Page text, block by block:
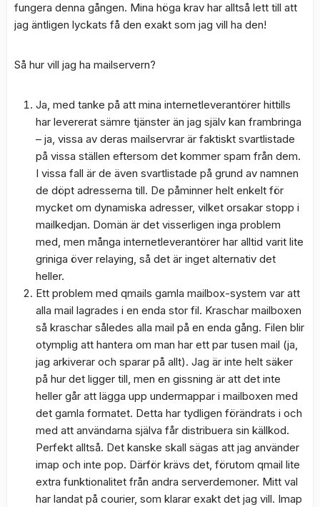
fungera denna gången. Mina höga krav har alltså lett till att
jag äntligen lyckats få den exakt som jag vill ha den!
Så hur vill jag ha mailservern?
Ja, med tanke på att mina internetleverantörer hittills
har levererat sämre tjänster än jag själv kan frambringa
– ja, vissa av deras mailservrar är faktiskt svartlistade
på vissa ställen eftersom det kommer spam från dem.
I vissa fall är de även svartlistade på grund av namnen
de döpt adresserna till. De påminner helt enkelt för
mycket om dynamiska adresser, vilket orsakar stopp i
mailkedjan. Domän är det visserligen inga problem
med, men många internetleverantörer har alltid varit lite
griniga över relaying, så det är inget alternativ det
heller.
Ett problem med qmails gamla mailbox-system var att
alla mail lagrades i en enda stor fil. Kraschar mailboxen
så kraschar således alla mail på en enda gång. Filen blir
otymplig att hantera om man har ett par tusen mail (ja,
jag arkiverar och sparar på allt). Jag är inte helt säker
på hur det ligger till, men en gissning är att det inte
heller går att lägga upp undermappar i mailboxen med
det gamla formatet. Detta har tydligen förändrats i och
med att användarna själva får distribuera sin källkod.
Perfekt alltså. Det kanske skall sägas att jag använder
imap och inte pop. Därför krävs det, förutom qmail lite
extra funktionalitet från andra serverdemoner. Mitt val
har landat på courier, som klarar exakt det jag vill. Imap